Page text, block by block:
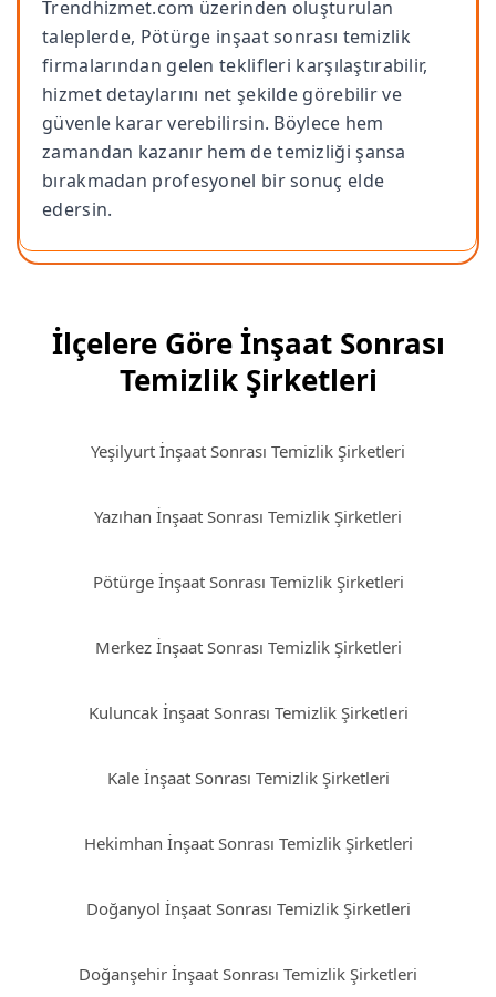
Trendhizmet.com üzerinden oluşturulan
taleplerde, Pötürge inşaat sonrası temizlik
firmalarından gelen teklifleri karşılaştırabilir,
hizmet detaylarını net şekilde görebilir ve
güvenle karar verebilirsin. Böylece hem
zamandan kazanır hem de temizliği şansa
bırakmadan profesyonel bir sonuç elde
edersin.
İlçelere Göre İnşaat Sonrası
Temizlik Şirketleri
Yeşilyurt İnşaat Sonrası Temizlik Şirketleri
Yazıhan İnşaat Sonrası Temizlik Şirketleri
Pötürge İnşaat Sonrası Temizlik Şirketleri
Merkez İnşaat Sonrası Temizlik Şirketleri
Kuluncak İnşaat Sonrası Temizlik Şirketleri
Kale İnşaat Sonrası Temizlik Şirketleri
Hekimhan İnşaat Sonrası Temizlik Şirketleri
Doğanyol İnşaat Sonrası Temizlik Şirketleri
Doğanşehir İnşaat Sonrası Temizlik Şirketleri